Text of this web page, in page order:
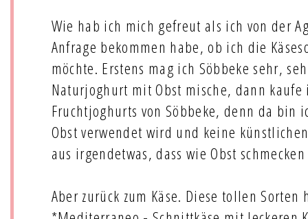
Wie hab ich mich gefreut als ich von der
Anfrage bekommen habe, ob ich die
möchte. Erstens mag ich Söbbeke sehr,
Naturjoghurt mit Obst mische, dann
Fruchtjoghurts von Söbbeke, denn da bin
Obst verwendet wird und keine
aus irgendetwas, dass wie Obst
Aber zurück zum Käse. Diese tollen